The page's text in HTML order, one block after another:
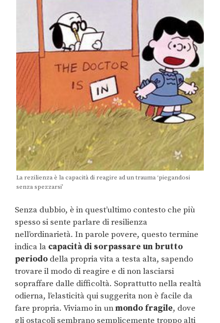
La rezilienza è la capacità di reagire ad un trauma ‘piegandosi
senza spezzarsi’
Senza dubbio, è in quest’ultimo contesto che più
spesso si sente parlare di resilienza
nell’ordinarietà. In parole povere, questo termine
indica la capacità di sorpassare un brutto
periodo della propria vita a testa alta, sapendo
trovare il modo di reagire e di non lasciarsi
sopraffare dalle difficoltà. Soprattutto nella realtà
odierna, l’elasticità qui suggerita non è facile da
fare propria. Viviamo in unmondo fragile, dove
gli ostacoli sembrano semplicemente troppo alti